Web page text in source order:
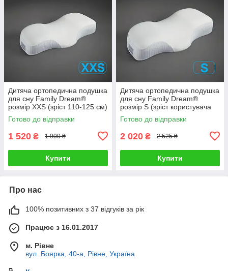
Дитяча ортопедична подушка
для сну Family Dream®
розмір XXS (зріст 110-125 см)
Вік 3-7 років молочний
Готово до відправки
1 520 ₴ 1 900 ₴
Купити
Дитяча ортопедична подушка
для сну Family Dream®
розмір S (зріст користувача
135-145 см) Вік 10-13 років
молочний
Готово до відправки
2 020 ₴ 2 525 ₴
Купити
Про нас
100% позитивних з 37 відгуків за рік
Працює з 16.01.2017
м. Рівне
вул. Боярка, 40-а, Рівне, Україна